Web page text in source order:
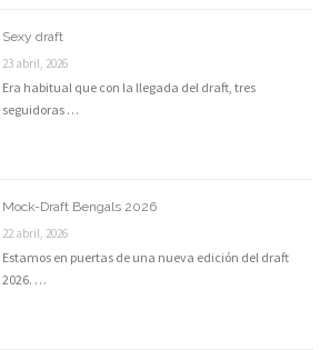
Sexy draft
23 abril, 2026
Era habitual que con la llegada del draft, tres
seguidoras …
Mock-Draft Bengals 2026
22 abril, 2026
Estamos en puertas de una nueva edición del draft
2026. …